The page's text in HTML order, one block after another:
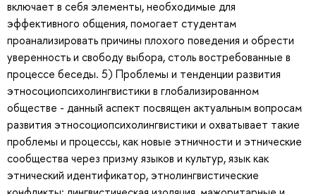
включает в себя элементы, необходимые для
эффективного общения, помогает студентам
проанализировать причины плохого поведения и обрести
уверенность и свободу выбора, столь востребованные в
процессе беседы. 5) Проблемы и тенденции развития
этносоциопсихолингвистики в глобализированном
обществе - данный аспект посвящен актуальным вопросам
развития этносоциопсихолингвистики и охватывает такие
проблемы и процессы, как новые этничности и этнические
сообщества через призму языков и культур, язык как
этнический идентификатор, этнолингвистические